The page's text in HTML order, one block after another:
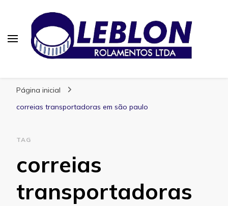
Página inicial
correias transportadoras em são paulo
TAG
correias
transportadoras